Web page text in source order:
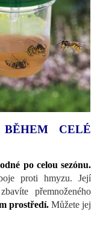
CELÉ
po celou sezónu.
proti hmyzu. Její
přemnoženého
prostředí. Můžete jej